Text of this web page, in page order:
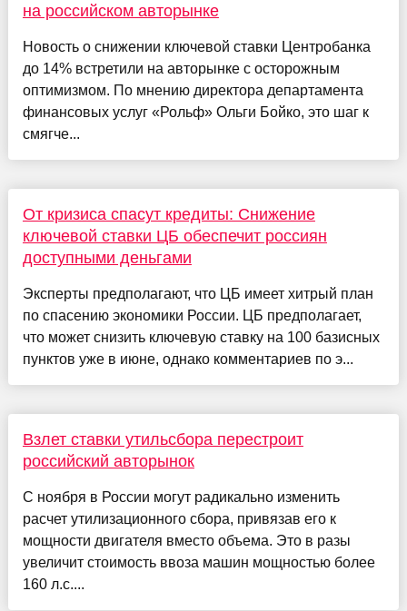
на российском авторынке
Новость о снижении ключевой ставки Центробанка
до 14% встретили на авторынке с осторожным
оптимизмом. По мнению директора департамента
финансовых услуг «Рольф» Ольги Бойко, это шаг к
смягче...
От кризиса спасут кредиты: Снижение
ключевой ставки ЦБ обеспечит россиян
доступными деньгами
Эксперты предполагают, что ЦБ имеет хитрый план
по спасению экономики России. ЦБ предполагает,
что может снизить ключевую ставку на 100 базисных
пунктов уже в июне, однако комментариев по э...
Взлет ставки утильсбора перестроит
российский авторынок
С ноября в России могут радикально изменить
расчет утилизационного сбора, привязав его к
мощности двигателя вместо объема. Это в разы
увеличит стоимость ввоза машин мощностью более
160 л.с....